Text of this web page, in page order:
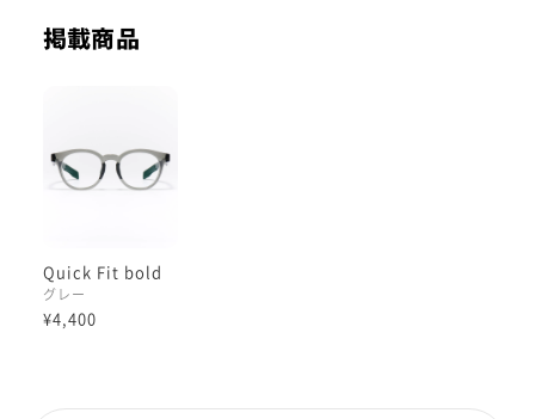
ーティング】カスタムが人気です。
低反射でギラつきを抑えてくれるので、裸眼に近い視界
#PD58 #丸顔 #PCウィンター
掲載商品
Quick Fit bold
グレー
¥4,400